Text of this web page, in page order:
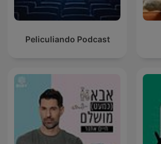
Peliculiando Podcast